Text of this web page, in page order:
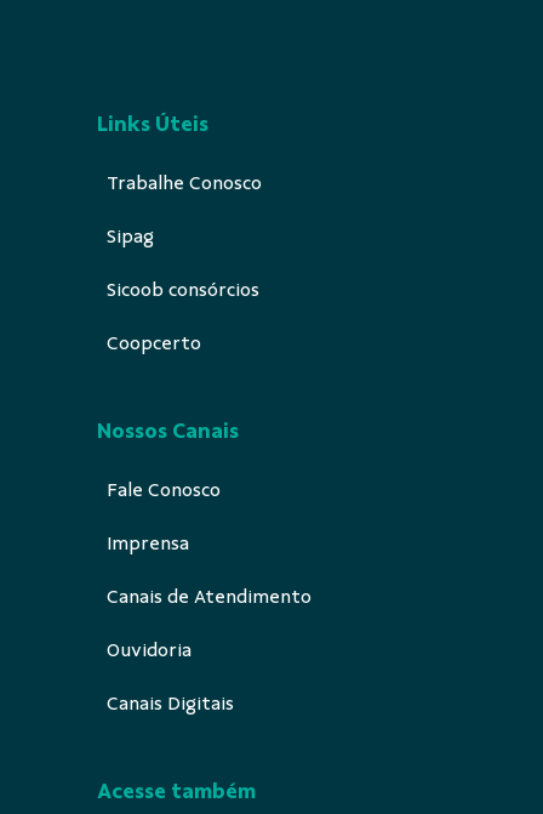
Links Úteis
Trabalhe Conosco
Sipag
Sicoob consórcios
Coopcerto
Nossos Canais
Fale Conosco
Imprensa
Canais de Atendimento
Ouvidoria
Canais Digitais
Acesse também